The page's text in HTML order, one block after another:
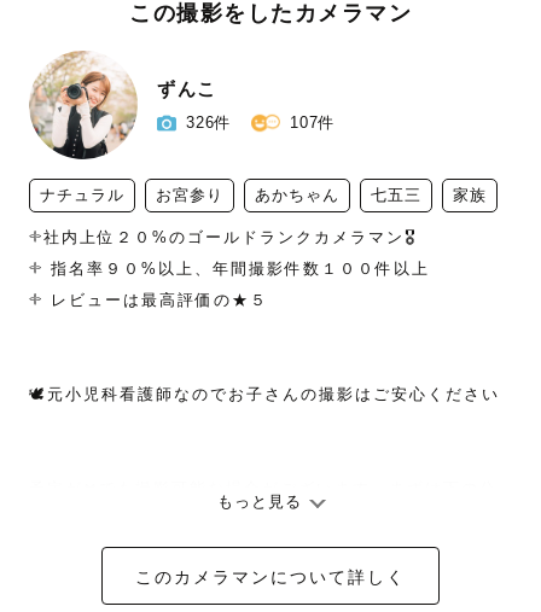
この撮影をしたカメラマン
ずんこ
326件 107件
ナチュラル お宮参り あかちゃん 七五三 家族
𓇬社内上位２０%のゴールドランクカメラマン🎖️
𓇬 指名率９０%以上、年間撮影件数１００件以上
𓇬 レビューは最高評価の★５
🕊️元小児科看護師なのでお子さんの撮影はご安心ください
※スケジュールが◎の日程は相談せずご予約可能です。
もっと見る
このカメラマンについて詳しく